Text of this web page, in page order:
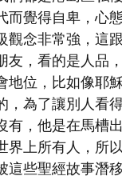
而覺得自卑，心
觀念非常強，這
友，看的是人品
地位，比如像耶
，為了讓別人看
有，他是在馬槽
界上所有人，所
這些聖經故事潛